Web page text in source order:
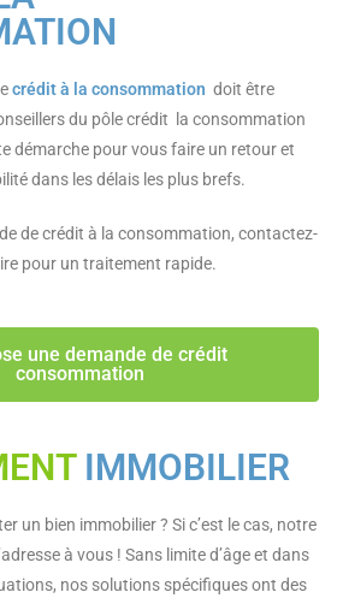
crédit à la consommation doit être
du pôle crédit la consommation
démarche pour vous faire un retour et
dans les délais les plus brefs.
de crédit à la consommation, contactez-
pour un traitement rapide.
une demande de crédit
consommation
IMMOBILIER
un bien immobilier ? Si c’est le cas, notre
à vous ! Sans limite d’âge et dans
nos solutions spécifiques ont des